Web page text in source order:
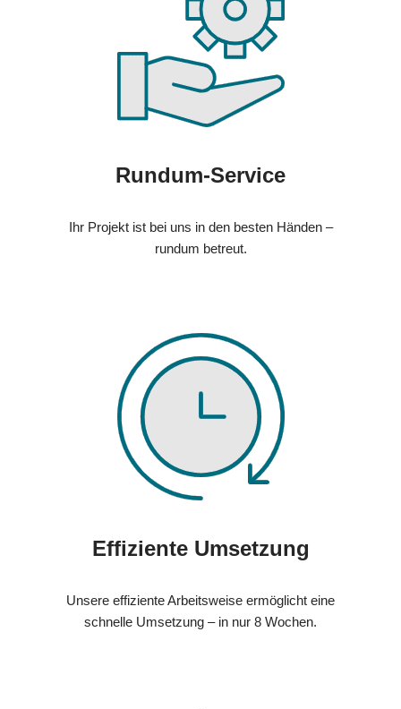
Rundum-Service
Ihr Projekt ist bei uns in den besten Händen –
rundum betreut.
Effiziente Umsetzung
Unsere effiziente Arbeitsweise ermöglicht eine
schnelle Umsetzung – in nur 8 Wochen.